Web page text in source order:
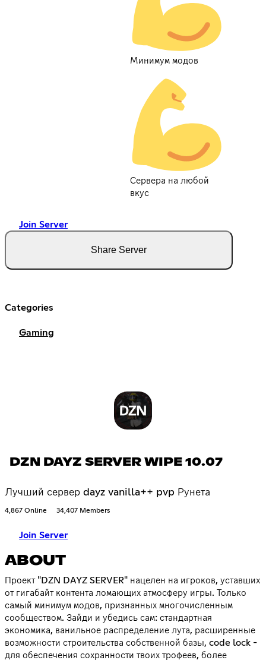
Минимум модов
Сервера на любой
вкус
Join Server
Share Server
Categories
Gaming
DZN DAYZ SERVER WIPE 10.07
Лучший сервер dayz vanilla++ pvp Рунета
4,867 Online 34,407 Members
Join Server
ABOUT
Проект "DZN DAYZ SERVER" нацелен на игроков, уставших
от гигабайт контента ломающих атмосферу игры. Только
самый минимум модов, признанных многочисленным
сообществом. Зайди и убедись сам: стандартная
экономика, ванильное распределение лута, расширенные
возможности строительства собственной базы, code lock -
для обеспечения сохранности твоих трофеев, более